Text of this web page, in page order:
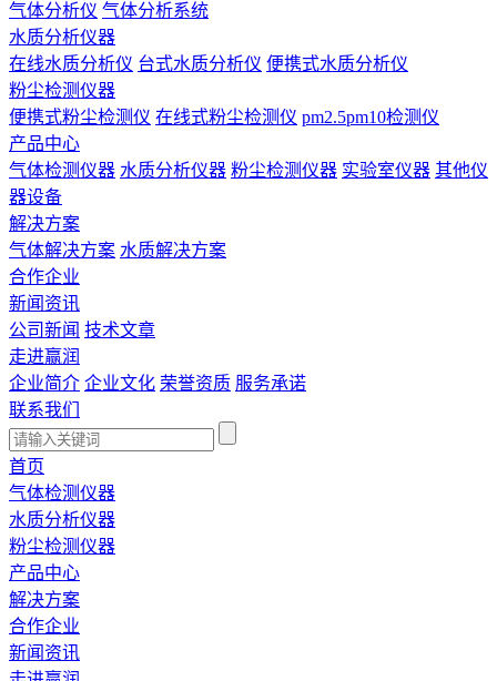
气体分析仪 气体分析系统
水质分析仪器
在线水质分析仪 台式水质分析仪 便携式水质分析仪
粉尘检测仪器
便携式粉尘检测仪 在线式粉尘检测仪 pm2.5pm10检测仪
产品中心
气体检测仪器 水质分析仪器 粉尘检测仪器 实验室仪器 其他仪
器设备
解决方案
气体解决方案 水质解决方案
合作企业
新闻资讯
公司新闻 技术文章
走进赢润
企业简介 企业文化 荣誉资质 服务承诺
联系我们
首页
气体检测仪器
水质分析仪器
粉尘检测仪器
产品中心
解决方案
合作企业
新闻资讯